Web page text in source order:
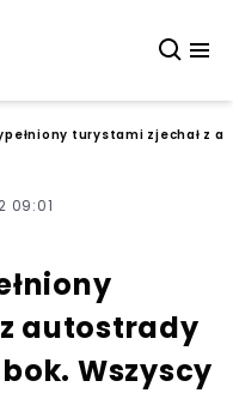
turystami zjechał z
09:01
autostrady
Wszyscy